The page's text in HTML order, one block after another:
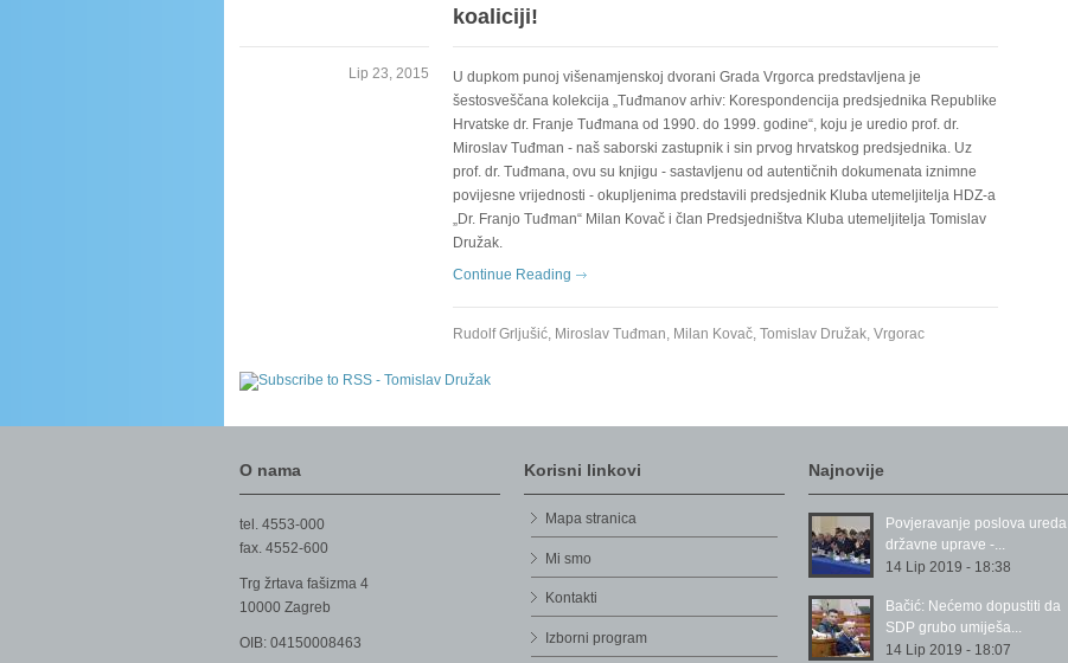
koaliciji!
Lip 23, 2015
U dupkom punoj višenamjenskoj dvorani Grada Vrgorca predstavljena je
šestosveščana kolekcija „Tuđmanov arhiv: Korespondencija predsjednika Republike
Hrvatske dr. Franje Tuđmana od 1990. do 1999. godine“, koju je uredio prof. dr.
Miroslav Tuđman - naš saborski zastupnik i sin prvog hrvatskog predsjednika. Uz
prof. dr. Tuđmana, ovu su knjigu - sastavljenu od autentičnih dokumenata iznimne
povijesne vrijednosti - okupljenima predstavili predsjednik Kluba utemeljitelja HDZ-a
„Dr. Franjo Tuđman“ Milan Kovač i član Predsjedništva Kluba utemeljitelja Tomislav
Družak.
Continue Reading
Rudolf Grljušić, Miroslav Tuđman, Milan Kovač, Tomislav Družak, Vrgorac
O nama
tel. 4553-000
fax. 4552-600
Trg žrtava fašizma 4
10000 Zagreb
OIB: 04150008463
Korisni linkovi
Mapa stranica
Mi smo
Kontakti
Izborni program
Najnovije
Povjeravanje poslova ureda
državne uprave -...
14 Lip 2019 - 18:38
Bačić: Nećemo dopustiti da
SDP grubo umiješa...
14 Lip 2019 - 18:07